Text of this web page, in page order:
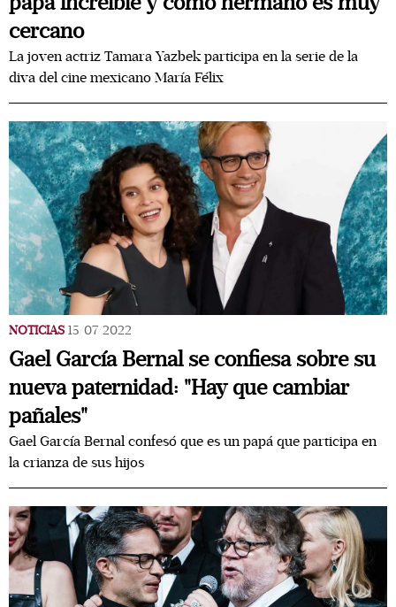
cercano
La joven actriz Tamara Yazbek participa en la serie de la
diva del cine mexicano María Félix
NOTICIAS 15/07/2022
Gael García Bernal se confiesa sobre su
nueva paternidad: "Hay que cambiar
pañales"
Gael García Bernal confesó que es un papá que participa en
la crianza de sus hijos